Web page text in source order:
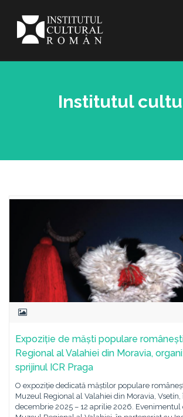
Institutul
Expoziție de măști populare
Regional al Valahiei din Moravia,
sprijinul ICR Praga
O expoziție dedicată măștilor populare
Muzeul Regional al Valahiei din Moravia, Vsetín,
decembrie 2025 – 12 aprilie 2026. Evenimentul